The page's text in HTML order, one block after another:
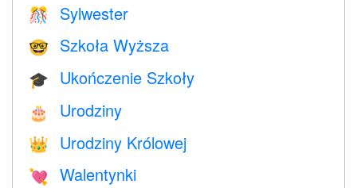
🎊 Sylwester
🤓 Szkoła Wyższa
🎓 Ukończenie Szkoły
🎂 Urodziny
👑 Urodziny Królowej
💘 Walentynki